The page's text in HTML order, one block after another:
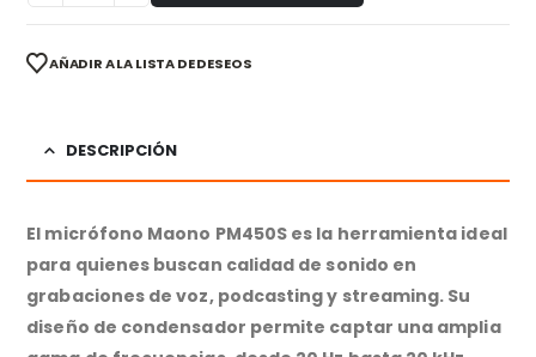
AÑADIR A LA LISTA DE DESEOS
DESCRIPCIÓN
El micrófono Maono PM450S es la herramienta ideal
para quienes buscan calidad de sonido en
grabaciones de voz, podcasting y streaming. Su
diseño de condensador permite captar una amplia